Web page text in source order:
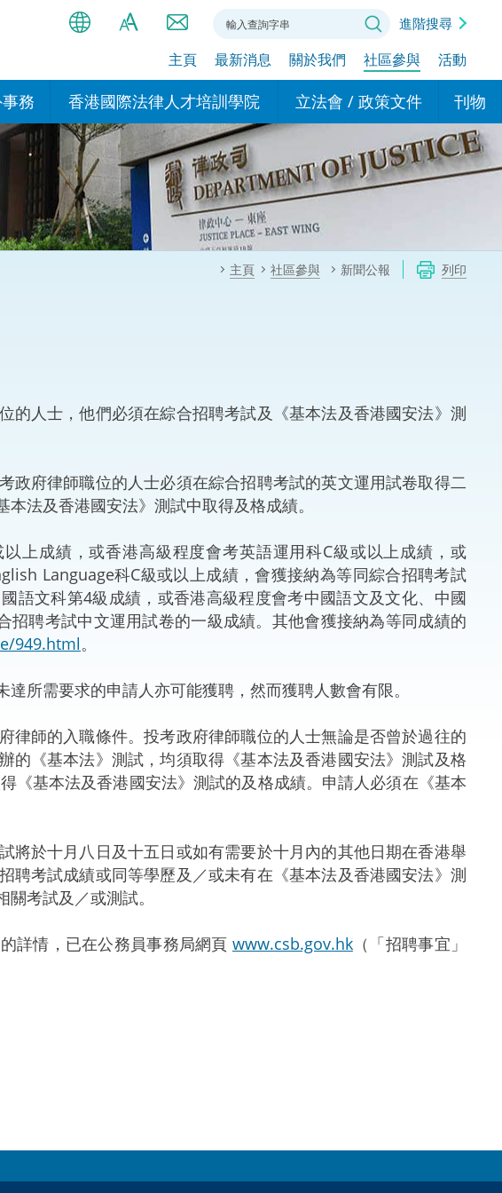
简
EN
Bahasa Indonesia (印尼語)
हिन्दी (印度語)
नेपाली (尼泊爾語)
Tiếng Việt (越南語)
A
A
進階搜尋
主頁 最新消息 關於我們 社區參與 活動
務
政府機構在香港設立辦事
運作
協定
協定
香港國際法律人才培訓學院
我們的學院
我們的專家委員會
我們的辦公室
我們的培訓課程和能力建設項
立法會 / 政策文件
現行政策措施
政策文件
特別財務委員會
刊物
基本
民事
法律
相互
一般
主頁 社區參與 新聞公報 列印
人士，他們必須在綜合招聘考試及《基本法及香港國安法》測
府律師職位的人士必須在綜合招聘考試的英文運用試卷取得二
法及香港國安法》測試中取得及格成績。
成績，或香港高級程度會考英語運用科C級或以上成績，或
Language科C級或以上成績，會獲接納為等同綜合招聘考試
語文科第4級成績，或香港高級程度會考中國語文及文化、中國
聘考試中文運用試卷的一級成績。其他會獲接納為等同成績的
949.html。
需要求的申請人亦可能獲聘，然而獲聘人數會有限。
師的入職條件。投考政府律師職位的人士無論是否曾於過往的
的《基本法》測試，均須取得《基本法及香港國安法》測試及格
《基本法及香港國安法》測試的及格成績。申請人必須在《基本
於十月八日及十五日或如有需要於十月內的其他日期在香港舉
聘考試成績或同等學歷及／或未有在《基本法及香港國安法》測
考試及／或測試。
情，已在公務員事務局網頁 www.csb.gov.hk（「招聘事宜」